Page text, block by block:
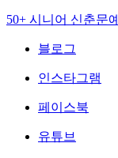
50+ 시니어 신춘문예
블로그
인스타그램
페이스북
유튜브